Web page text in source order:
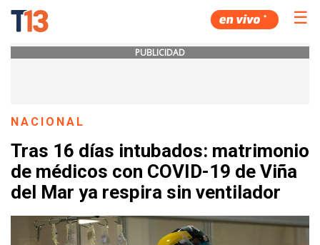
☰
PUBLICIDAD
NACIONAL
Tras 16 días intubados: matrimonio
de médicos con COVID-19 de Viña
del Mar ya respira sin ventilador